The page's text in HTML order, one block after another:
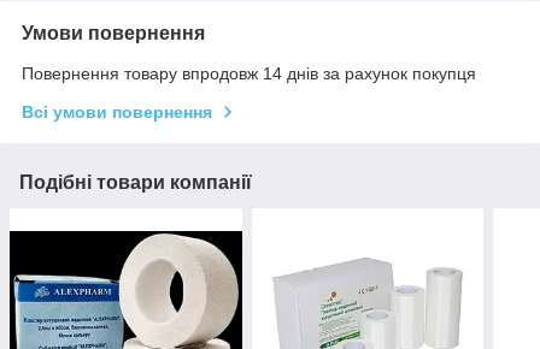
Умови повернення
Повернення товару впродовж 14 днів за рахунок покупця
Всі умови повернення
Подібні товари компанії